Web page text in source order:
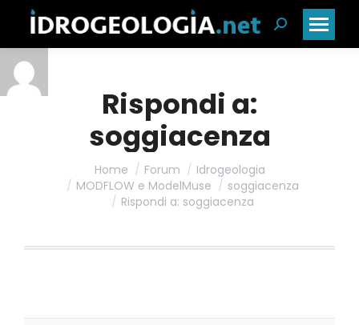
Cerca:
Rispondi a:
soggiacenza
Home Forum
Idrogeologia
MODFLOW e ModelMuse
soggiacenza
Rispondi a: soggiacenza